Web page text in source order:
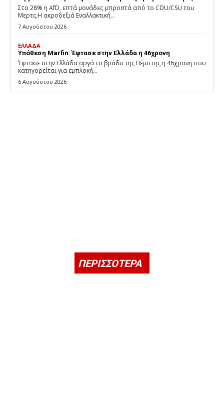
Στο 28% η AfD, επτά μονάδες μπροστά από το CDU/CSU του
Μερτς.Η ακροδεξιά Εναλλακτική...
7 Αυγούστου 2026
ΕΛΛΑΔΑ
Υπόθεση Marfin: Έφτασε στην Ελλάδα η 46χρονη
Έφτασε στην Ελλάδα αργά το βράδυ της Πέμπτης η 46χρονη που
κατηγορείται για εμπλοκή...
6 Αυγούστου 2026
ΠΕΡΙΣΣΟΤΕΡΑ